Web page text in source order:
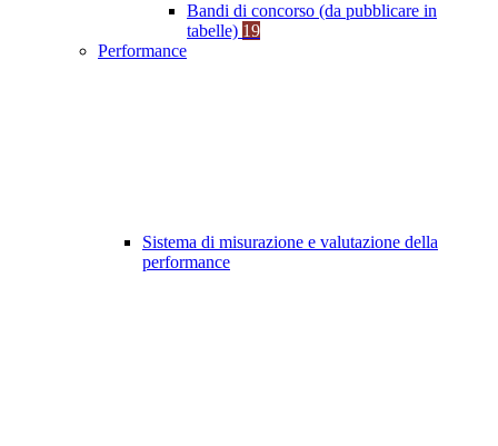
Bandi di concorso (da pubblicare in
tabelle) 19
Performance
Sistema di misurazione e valutazione della
performance